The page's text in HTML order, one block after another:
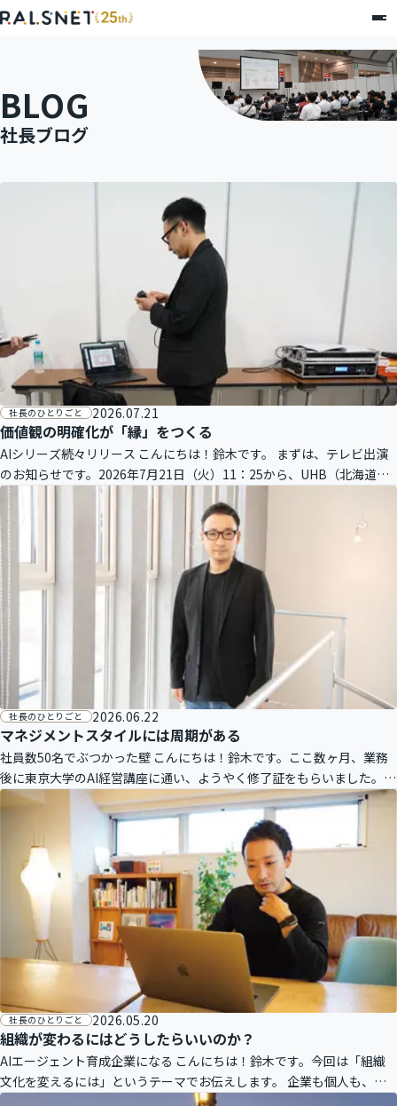
社長ブログ
BLOG
価値観の明確化が「縁」をつくる
AIシリーズ続々リリース こんにちは！鈴木です。 まずは、テレビ出演
のお知らせです。2026年7月21日（火）11：25から、UHB（北海道文
化放送）のテレビ番組『FumuFumu（ふむふむ）』にラル
社長のひとりごと 2026.07.21
マネジメントスタイルには周期がある
社員数50名でぶつかった壁 こんにちは！鈴木です。ここ数ヶ月、業務
後に東京大学のAI経営講座に通い、ようやく修了証をもらいました。第
一線の方々の講義は刺激的で、より実践のイメージが湧きました。ま
社長のひとりごと 2026.06.22
組織が変わるにはどうしたらいいのか？
AIエージェント育成企業になる こんにちは！鈴木です。今回は「組織
文化を変えるには」というテーマでお伝えします。 企業も個人も、長
期に渡り力を発揮し続ける方法は一つしかありません。それは「適応」
社長のひとりごと 2026.05.20